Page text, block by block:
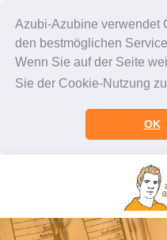
Azubi-Azubine verwendet
den bestmöglichen
Wenn Sie auf der Seite
Sie der Cookie-Nutzung
OK